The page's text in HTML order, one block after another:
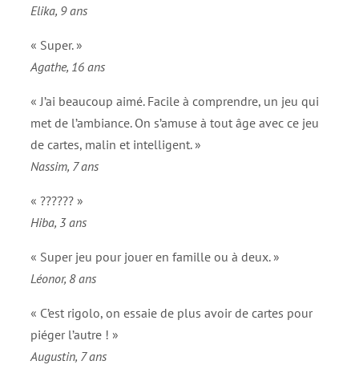
Elika, 9 ans
« Super. »
Agathe, 16 ans
« J’ai beaucoup aimé. Facile à comprendre, un jeu qui
met de l’ambiance. On s’amuse à tout âge avec ce jeu
de cartes, malin et intelligent. »
Nassim, 7 ans
« ?????? »
Hiba, 3 ans
« Super jeu pour jouer en famille ou à deux. »
Léonor, 8 ans
« C’est rigolo, on essaie de plus avoir de cartes pour
piéger l’autre ! »
Augustin, 7 ans